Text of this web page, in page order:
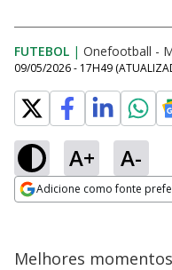
FUTEBOL | Onefootball -
09/05/2026 - 17H49
A+ A-
Adicione como fonte
Melhores